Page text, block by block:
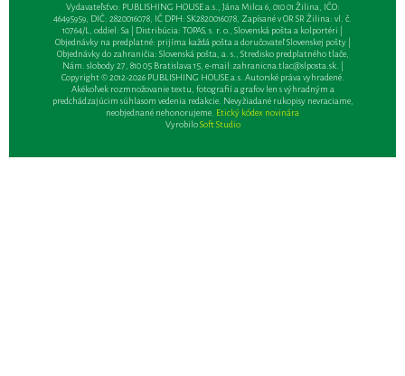
Vydavateľsťvo: PUBLISHING HOUSE a.s., Jána Milca 6, 010 01 Žilina, IČO:
46495959, DIČ: 2820016078, IČ DPH: SK2820016078, Zapísané v OR SR Žilina: vl. č.
10764/L, oddiel: Sa | Distribúcia: TOPAS, s. r. o., Slovenská pošta a kolportéri |
Objednávky na predplatné: prijíma každá pošta a doručovateľ Slovenskej pošty |
Objednávky do zahraničia: Slovenská pošta, a. s., Stredisko predplatného tlače,
Nám. slobody 27, 810 05 Bratislava 15, e-mail:zahranicna.tlac@slposta.sk. |
Copyright © 2012-2026 PUBLISHING HOUSE a.s. Autorské práva vyhradené.
Akékoľvek rozmnožovanie textu, fotografií a grafov len s výhradným a
predchádzajúcim súhlasom vedenia redakcie. Nevyžiadané rukopisy nevraciame,
neobjednané nehonorujeme. Etický kódex novinára
VyrobiloSoft Studio